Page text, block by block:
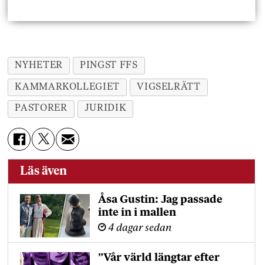
NYHETER PINGST FFS
KAMMARKOLLEGIET VIGSELRÄTT
PASTORER JURIDIK
Läs även
Åsa Gustin: Jag passade
inte in i mallen
4 dagar sedan
”Vår värld längtar efter